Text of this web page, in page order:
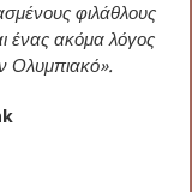
φιλάθλους
ένας ακόμα λόγος
Ολυμπιακό».